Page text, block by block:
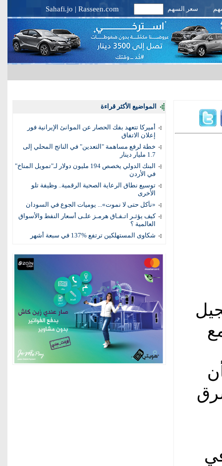
سعر السهم Sahafi.jo | Rasseen.com
المواضيع الأكثر قراءة
أميركا تتعهد بفك الحصار عن الموانئ الإيرانية فور
إعلان الاتفاق
خطة لرفع مساهمة "التعدين" في الناتج المحلي إلى
1.7 مليار دينار
البنك الدولي يخصص 194 مليون دولار لـ"تمويل المناخ"
في الأردن
توسيع نطاق الرعاية الصحية الرقمية.. وظيفة تلو
الأخرى
«نأكل حتى لا نموت»... يوميات الجوع في السودان
كيف يؤثـر اتـفـاق هرمـز علـى أسعار النفط والأسواق
العالمية ؟
شكاوى المستهلكين ترتفع %137 في سبعة أشهر